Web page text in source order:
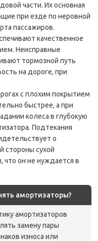
части. Их основная
при езде по неровной
пассажиров.
качественное
Неисправные
тормозной путь
на дороге, при
с плохим покрытием
быстрее, а при
колеса в глубокую
Подтекания
о
стороны сухой
что он не нуждается в
амортизаторы?
амортизаторов
замену пары
износа или